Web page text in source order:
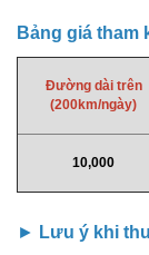
Bảng giá tham
Đường dài trên
(200km/ngày)
10,000
► Lưu ý khi